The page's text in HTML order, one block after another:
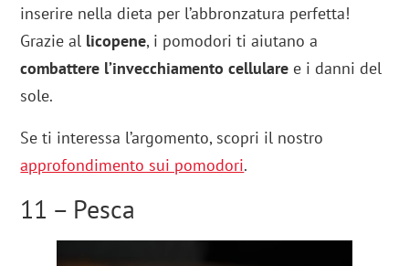
inserire nella dieta per l’abbronzatura perfetta!
Grazie al licopene, i pomodori ti aiutano a
combattere l’invecchiamento cellulare e i danni del
sole.
Se ti interessa l’argomento, scopri il nostro
approfondimento sui pomodori.
11 – Pesca